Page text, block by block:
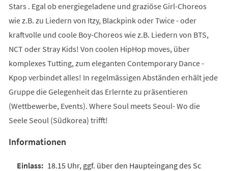
Stars . Egal ob energiegeladene und graziöse Girl-Choreos
wie z.B. zu Liedern von Itzy, Blackpink oder Twice - oder
kraftvolle und coole Boy-Choreos wie z.B. Liedern von BTS,
NCT oder Stray Kids! Von coolen HipHop moves, über
komplexes Tutting, zum eleganten Contemporary Dance -
Kpop verbindet alles! In regelmässigen Abständen erhält jede
Gruppe die Gelegenheit das Erlernte zu präsentieren
(Wettbewerbe, Events). Where Soul meets Seoul- Wo die
Seele Seoul (Südkorea) trifft!
Informationen
18.15 Uhr, ggf. über den Haupteingang des Sc